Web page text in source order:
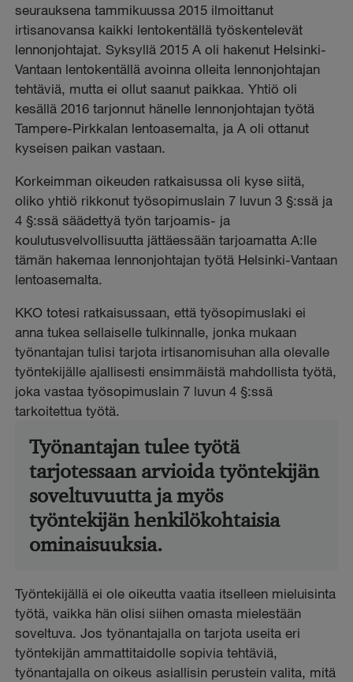
seurauksena tammikuussa 2015 ilmoittanut
irtisanovansa kaikki lentokentällä työskentelevät
lennonjohtajat. Syksyllä 2015 A oli hakenut Helsinki-
Vantaan lentokentällä avoinna olleita lennonjohtajan
tehtäviä, mutta ei ollut saanut paikkaa. Yhtiö oli
kesällä 2016 tarjonnut hänelle lennonjohtajan työtä
Tampere-Pirkkalan lentoasemalta, ja A oli ottanut
kyseisen paikan vastaan.
Korkeimman oikeuden ratkaisussa oli kyse siitä,
oliko yhtiö rikkonut työsopimuslain 7 luvun 3 §:ssä ja
4 §:ssä säädettyä työn tarjoamis- ja
koulutusvelvollisuutta jättäessään tarjoamatta A:lle
tämän hakemaa lennonjohtajan työtä Helsinki-Vantaan
lentoasemalta.
KKO totesi ratkaisussaan, että työsopimuslaki ei
anna tukea sellaiselle tulkinnalle, jonka mukaan
työnantajan tulisi tarjota irtisanomisuhan alla olevalle
työntekijälle ajallisesti ensimmäistä mahdollista työtä,
joka vastaa työsopimuslain 7 luvun 4 §:ssä
tarkoitettua työtä.
Työnantajan tulee työtä
tarjotessaan arvioida työntekijän
soveltuvuutta ja myös
työntekijän henkilökohtaisia
ominaisuuksia.
Työntekijällä ei ole oikeutta vaatia itselleen mieluisinta
työtä, vaikka hän olisi siihen omasta mielestään
soveltuva. Jos työnantajalla on tarjota useita eri
työntekijän ammattitaidolle sopivia tehtäviä,
työnantajalla on oikeus asiallisin perustein valita, mitä